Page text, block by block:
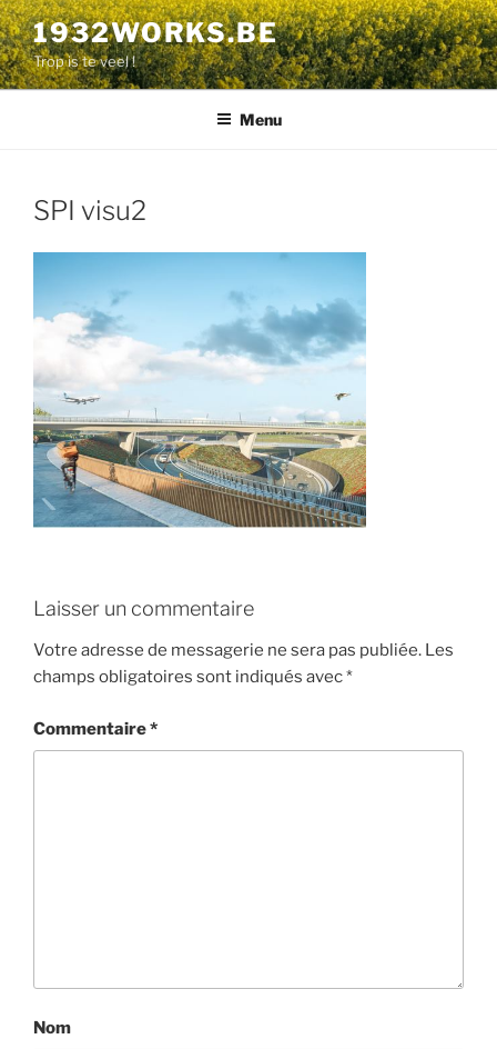
Aller
au
contenu
principal
1932WORKS.BE
Trop is te veel !
Menu
SPI visu2
Laisser un commentaire
Votre adresse de messagerie ne sera pas publiée. Les
champs obligatoires sont indiqués avec*
Commentaire*
Nom